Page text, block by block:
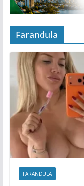
Farandula
FARANDULA